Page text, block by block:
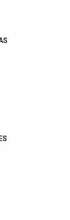
s'hi
recinte
indret es
i un piar
Torneu a